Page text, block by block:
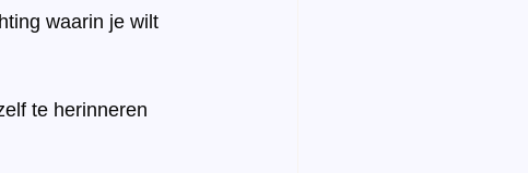
waarin je wilt
te herinneren